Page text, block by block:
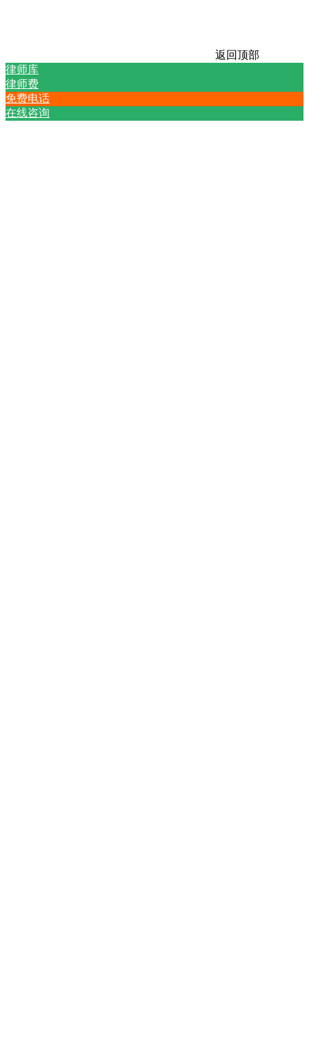
返回顶部
律师库
律师费
免费电话
在线咨询